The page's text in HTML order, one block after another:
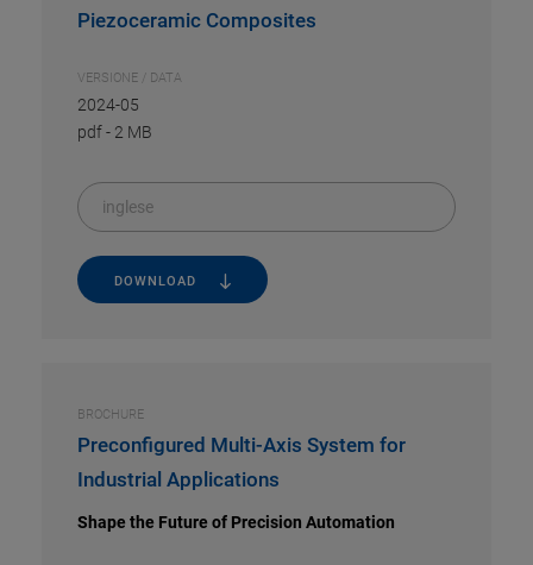
Piezoceramic Composites
VERSIONE / DATA
2024-05
pdf- 2 MB
inglese
DOWNLOAD
BROCHURE
Preconfigured Multi-Axis System for
Industrial Applications
Shape the Future of Precision Automation